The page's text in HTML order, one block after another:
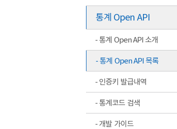
통계 Open API
- 통계 Open API 소개
- 통계 Open API 목록
- 인증키 발급내역
- 통계코드 검색
- 개발 가이드